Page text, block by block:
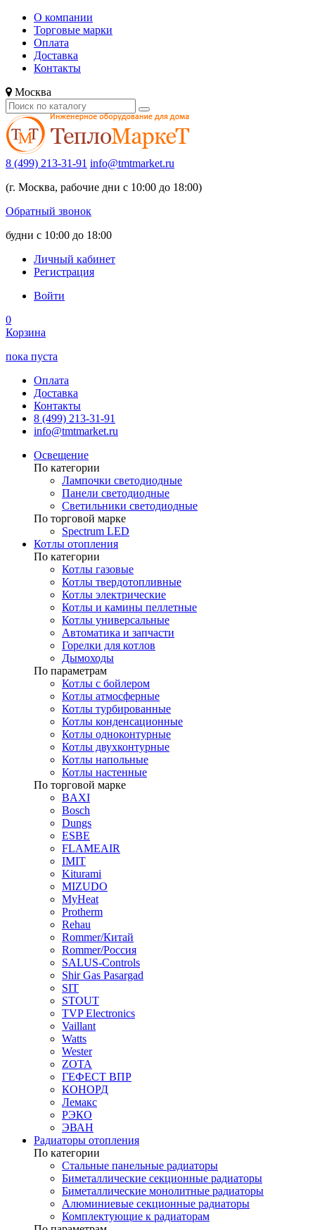
О компании
Торговые марки
Оплата
Доставка
Контакты
Москва
8 (499) 213-31-91 info@tmtmarket.ru
(г. Москва, рабочие дни с 10:00 до 18:00)
Обратный звонок
будни с 10:00 до 18:00
Личный кабинет
Регистрация
Войти
0
Корзина
пока пуста
Оплата
Доставка
Контакты
8 (499) 213-31-91
info@tmtmarket.ru
Освещение
По категории
Лампочки светодиодные
Панели светодиодные
Светильники светодиодные
По торговой марке
Spectrum LED
Котлы отопления
По категории
Котлы газовые
Котлы твердотопливные
Котлы электрические
Котлы и камины пеллетные
Котлы универсальные
Автоматика и запчасти
Горелки для котлов
Дымоходы
По параметрам
Котлы с бойлером
Котлы атмосферные
Котлы турбированные
Котлы конденсационные
Котлы одноконтурные
Котлы двухконтурные
Котлы напольные
Котлы настенные
По торговой марке
BAXI
Bosch
Dungs
ESBE
FLAMEAIR
IMIT
Kiturami
MIZUDO
MyHeat
Protherm
Rehau
Rommer/Китай
Rommer/Россия
SALUS-Controls
Shir Gas Pasargad
SIT
STOUT
TVP Electronics
Vaillant
Watts
Wester
ZOTA
ГЕФЕСТ ВПР
КОНОРД
Лемакс
РЭКО
ЭВАН
Радиаторы отопления
По категории
Стальные панельные радиаторы
Биметаллические секционные радиаторы
Биметаллические монолитные радиаторы
Алюминиевые секционные радиаторы
Комплектующие к радиаторам